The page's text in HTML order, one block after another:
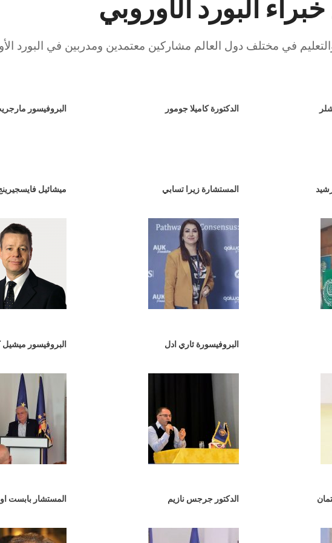
البورد الأوروبي
في مختلف دول العالم مشاركين معتمدين ومدربين في البورد
الدكتورة كاميلا جومور
البروفيسور
المستشارة زيرا تسابي ميشائيل
البروفيسورة ئاري ادل البروفيسور
الدكتور جرجس نازيم المستشار بابست